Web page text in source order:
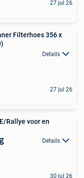
27 jul 26
Filterhoes 356 x
Details
27 jul 26
Rallye voor en
Details
30 jul 26